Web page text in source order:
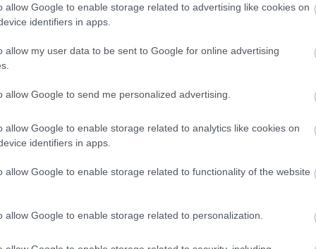
allow Google to enable storage related to advertising like cookies on
identifiers in apps.
allow my user data to be sent to Google for online advertising
allow Google to send me personalized advertising.
allow Google to enable storage related to analytics like cookies on
identifiers in apps.
allow Google to enable storage related to functionality of the website
allow Google to enable storage related to personalization.
αν όλα πάνε καλά και υπογράψει, θα
του 2021.